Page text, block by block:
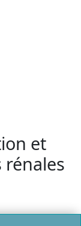
et
rénales